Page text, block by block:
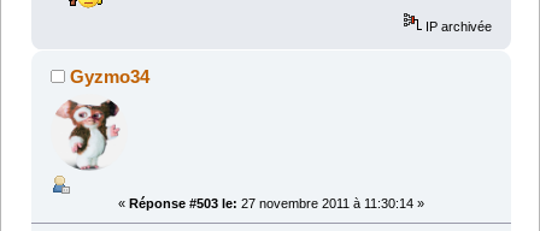
IP archivée
Gyzmo34
« Réponse #503 le: 27 novembre 2011 à 11:30:14 »